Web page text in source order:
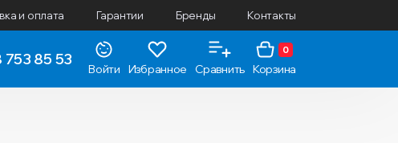
и оплата Гарантии Бренды Контакты
753 85 53
Войти Избранное Сравнить
0
Корзина